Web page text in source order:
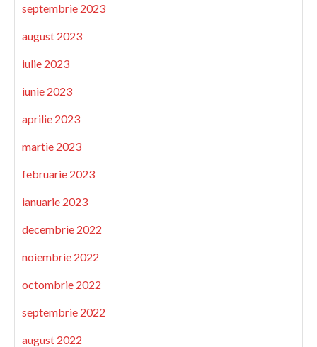
septembrie 2023
august 2023
iulie 2023
iunie 2023
aprilie 2023
martie 2023
februarie 2023
ianuarie 2023
decembrie 2022
noiembrie 2022
octombrie 2022
septembrie 2022
august 2022